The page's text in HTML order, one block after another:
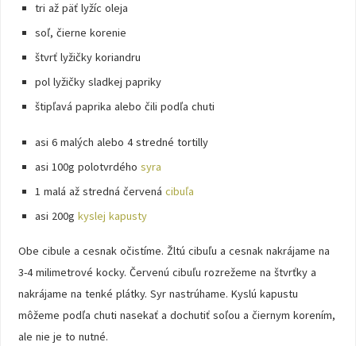
tri až päť lyžíc oleja
soľ, čierne korenie
štvrť lyžičky koriandru
pol lyžičky sladkej papriky
štipľavá paprika alebo čili podľa chuti
asi 6 malých alebo 4 stredné tortilly
asi 100g polotvrdéhosyra
1 malá až stredná červenácibuľa
asi 200gkyslej kapusty
Obe cibule a cesnak očistíme. Žltú cibuľu a cesnak nakrájame na
3-4 milimetrové kocky. Červenú cibuľu rozrežeme na štvrťky a
nakrájame na tenké plátky. Syr nastrúhame. Kyslú kapustu
môžeme podľa chuti nasekať a dochutiť soľou a čiernym korením,
ale nie je to nutné.